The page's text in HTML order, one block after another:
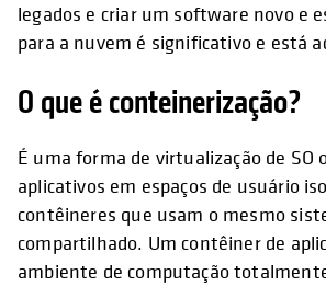
legados e criar um software novo e
para a nuvem é significativo e está
O que é conteinerização?
É uma forma de virtualização de SO
aplicativos em espaços de usuário
contêineres que usam o mesmo
compartilhado. Um contêiner de
ambiente de computação